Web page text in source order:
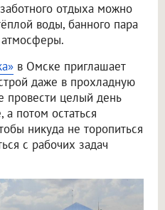
отдыха можно
воды, банного пара
в Омске приглашает
даже в прохладную
провести целый день
потом остаться
никуда не торопиться
с рабочих задач